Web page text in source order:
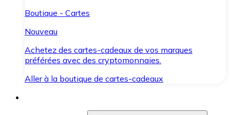
Boutique - Cartes
Nouveau
Achetez des cartes-cadeaux de vos marques
préférées avec des cryptomonnaies.
Aller à la boutique de cartes-cadeaux